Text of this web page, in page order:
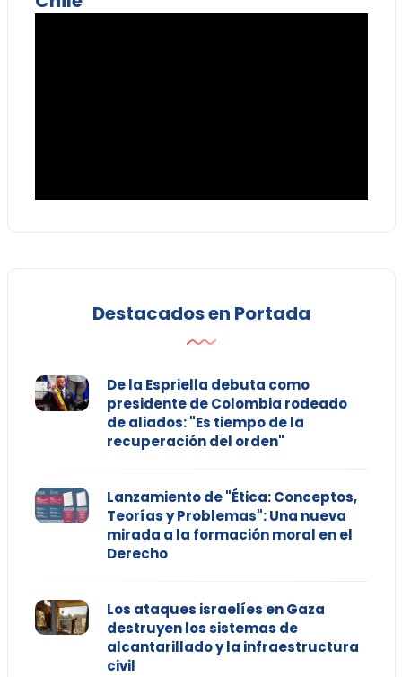
Destacados en Portada
De la Espriella debuta como
presidente de Colombia rodeado
de aliados: "Es tiempo de la
recuperación del orden"
Lanzamiento de "Ética: Conceptos,
Teorías y Problemas": Una nueva
mirada a la formación moral en el
Derecho
Los ataques israelíes en Gaza
destruyen los sistemas de
alcantarillado y la infraestructura
civil